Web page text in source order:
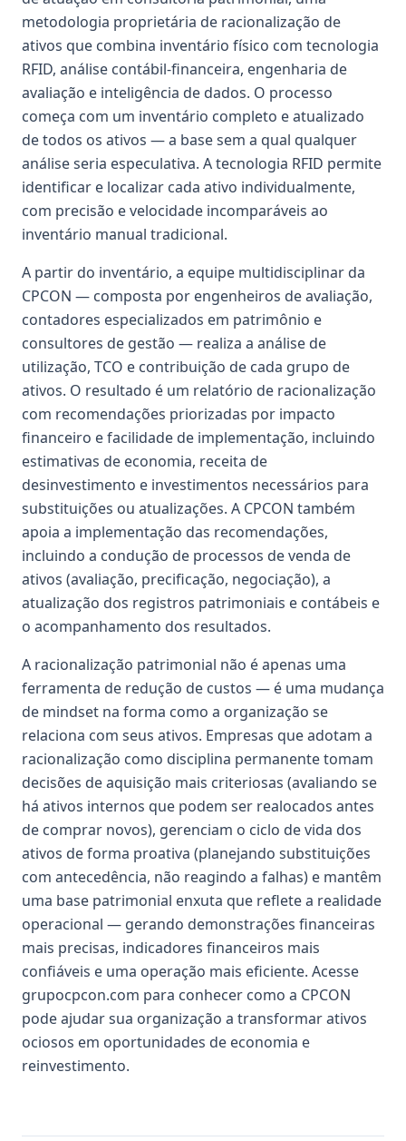
metodologia proprietária de racionalização de
ativos que combina inventário físico com tecnologia
RFID, análise contábil-financeira, engenharia de
avaliação e inteligência de dados. O processo
começa com um inventário completo e atualizado
de todos os ativos — a base sem a qual qualquer
análise seria especulativa. A tecnologia RFID permite
identificar e localizar cada ativo individualmente,
com precisão e velocidade incomparáveis ao
inventário manual tradicional.
A partir do inventário, a equipe multidisciplinar da
CPCON — composta por engenheiros de avaliação,
contadores especializados em patrimônio e
consultores de gestão — realiza a análise de
utilização, TCO e contribuição de cada grupo de
ativos. O resultado é um relatório de racionalização
com recomendações priorizadas por impacto
financeiro e facilidade de implementação, incluindo
estimativas de economia, receita de
desinvestimento e investimentos necessários para
substituições ou atualizações. A CPCON também
apoia a implementação das recomendações,
incluindo a condução de processos de venda de
ativos (avaliação, precificação, negociação), a
atualização dos registros patrimoniais e contábeis e
o acompanhamento dos resultados.
A racionalização patrimonial não é apenas uma
ferramenta de redução de custos — é uma mudança
de mindset na forma como a organização se
relaciona com seus ativos. Empresas que adotam a
racionalização como disciplina permanente tomam
decisões de aquisição mais criteriosas (avaliando se
há ativos internos que podem ser realocados antes
de comprar novos), gerenciam o ciclo de vida dos
ativos de forma proativa (planejando substituições
com antecedência, não reagindo a falhas) e mantêm
uma base patrimonial enxuta que reflete a realidade
operacional — gerando demonstrações financeiras
mais precisas, indicadores financeiros mais
confiáveis e uma operação mais eficiente. Acesse
grupocpcon.com para conhecer como a CPCON
pode ajudar sua organização a transformar ativos
ociosos em oportunidades de economia e
reinvestimento.